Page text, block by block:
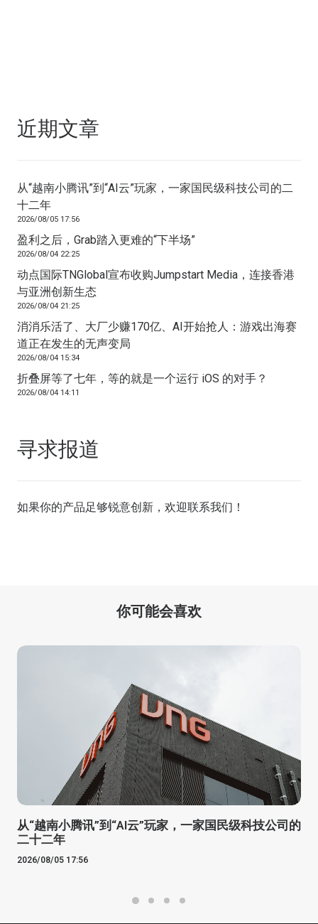
近期文章
从“越南小腾讯”到“AI云”玩家，一家国民级科技公司的二
十二年
2026/08/05 17:56
盈利之后，Grab踏入更难的“下半场”
2026/08/04 22:25
动点国际TNGlobal宣布收购Jumpstart Media，连接香港
与亚洲创新生态
2026/08/04 21:25
消消乐活了、大厂少赚170亿、AI开始抢人：游戏出海赛
道正在发生的无声变局
2026/08/04 15:34
折叠屏等了七年，等的就是一个运行 iOS 的对手？
2026/08/04 14:11
寻求报道
如果你的产品足够锐意创新，欢迎联系我们 ！
你可能会喜欢
从“越南小腾讯”到“AI云”玩家，一家国民级科技公司的
二十二年
2026/08/05 17:56